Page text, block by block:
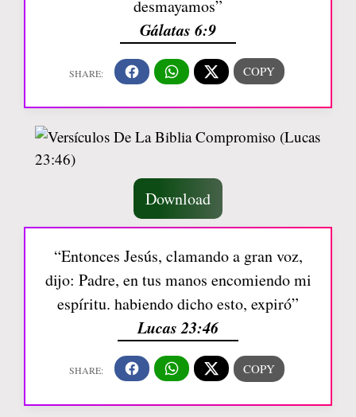
desmayamos”
Gálatas 6:9
Download
“Entonces Jesús, clamando a gran voz,
dijo: Padre, en tus manos encomiendo mi
espíritu. habiendo dicho esto, expiró”
Lucas 23:46